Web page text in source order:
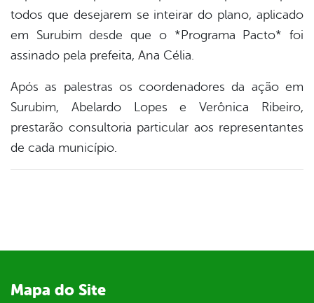
todos que desejarem se inteirar do plano, aplicado
em Surubim desde que o *Programa Pacto* foi
assinado pela prefeita, Ana Célia.
Após as palestras os coordenadores da ação em
Surubim, Abelardo Lopes e Verônica Ribeiro,
prestarão consultoria particular aos representantes
de cada município.
Mapa do Site